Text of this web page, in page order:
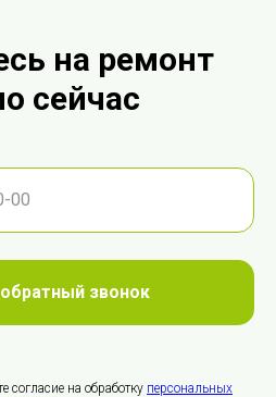
на ремонт
сейчас
звонок
согласие на обработку персональных